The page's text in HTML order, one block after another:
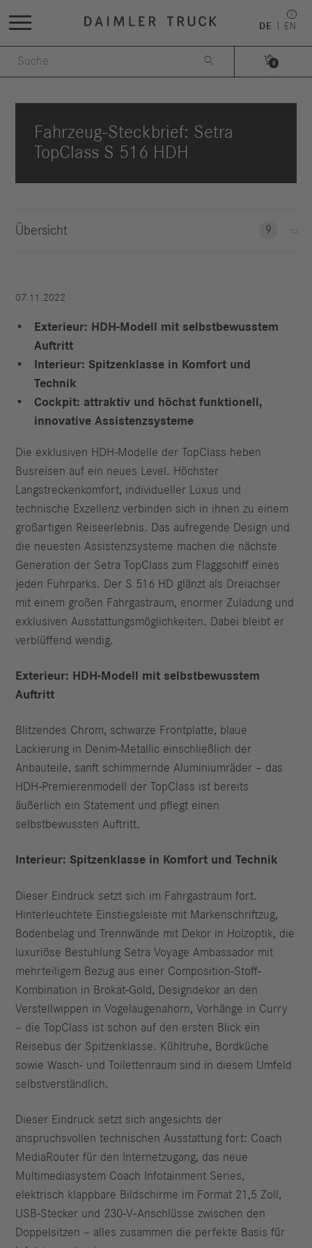
DE EN
 
0
Fahrzeug-Steckbrief: Setra
TopClass S 516 HDH
Übersicht 9
07.11.2022
Exterieur: HDH-Modell mit selbstbewusstem
Auftritt
Interieur: Spitzenklasse in Komfort und
Technik
Cockpit: attraktiv und höchst funktionell,
innovative Assistenzsysteme
Die exklusiven HDH-Modelle der TopClass heben
Busreisen auf ein neues Level. Höchster
Langstreckenkomfort, individueller Luxus und
technische Exzellenz verbinden sich in ihnen zu einem
großartigen Reiseerlebnis. Das aufregende Design und
die neuesten Assistenzsysteme machen die nächste
Generation der Setra TopClass zum Flaggschiff eines
jeden Fuhrparks. Der S 516 HD glänzt als Dreiachser
mit einem großen Fahrgastraum, enormer Zuladung und
exklusiven Ausstattungsmöglichkeiten. Dabei bleibt er
verblüffend wendig.
Exterieur: HDH-Modell mit selbstbewusstem
Auftritt
Blitzendes Chrom, schwarze Frontplatte, blaue
Lackierung in Denim-Metallic einschließlich der
Anbauteile, sanft schimmernde Aluminiumräder – das
HDH-Premierenmodell der TopClass ist bereits
äußerlich ein Statement und pflegt einen
selbstbewussten Auftritt.
Interieur: Spitzenklasse in Komfort und Technik
Dieser Eindruck setzt sich im Fahrgastraum fort.
Hinterleuchtete Einstiegsleiste mit Markenschriftzug,
Bodenbelag und Trennwände mit Dekor in Holzoptik, die
luxuriöse Bestuhlung Setra Voyage Ambassador mit
mehrteiligem Bezug aus einer Composition-Stoff-
Kombination in Brokat-Gold, Designdekor an den
Verstellwippen in Vogelaugenahorn, Vorhänge in Curry
– die TopClass ist schon auf den ersten Blick ein
Reisebus der Spitzenklasse. Kühltruhe, Bordküche
sowie Wasch- und Toilettenraum sind in diesem Umfeld
selbstverständlich.
Dieser Eindruck setzt sich angesichts der
anspruchsvollen technischen Ausstattung fort: Coach
MediaRouter für den Internetzugang, das neue
Multimediasystem Coach Infotainment Series,
elektrisch klappbare Bildschirme im Format 21,5 Zoll,
USB-Stecker und 230-V-Anschlüsse zwischen den
Doppelsitzen – alles zusammen die perfekte Basis für